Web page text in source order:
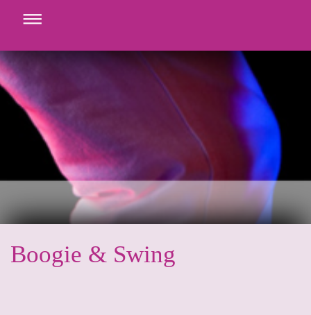
Boogie & Swing